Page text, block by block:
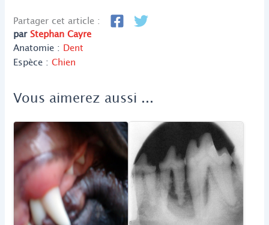
Partager cet article :
parStephan Cayre
Anatomie : Dent
Espèce :Chien
Vous aimerez aussi ...